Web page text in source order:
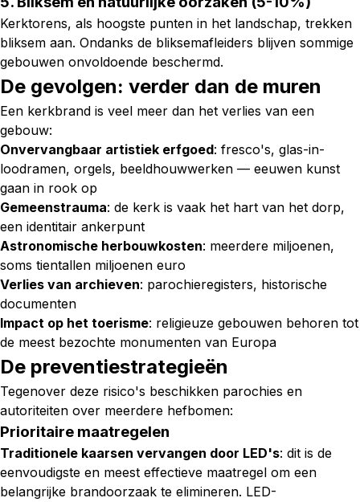
Kerktorens, als hoogste punten in het landschap, trekken
bliksem aan. Ondanks de bliksemafleiders blijven sommige
gebouwen onvoldoende beschermd.
De gevolgen: verder dan de muren
Een kerkbrand is veel meer dan het verlies van een
gebouw:
Onvervangbaar artistiek erfgoed: fresco's, glas-in-
loodramen, orgels, beeldhouwwerken — eeuwen kunst
gaan in rook op
Gemeenstrauma: de kerk is vaak het hart van het dorp,
een identitair ankerpunt
Astronomische herbouwkosten: meerdere miljoenen,
soms tientallen miljoenen euro
Verlies van archieven: parochieregisters, historische
documenten
Impact op het toerisme: religieuze gebouwen behoren tot
de meest bezochte monumenten van Europa
De preventiestrategieën
Tegenover deze risico's beschikken parochies en
autoriteiten over meerdere hefbomen:
Prioritaire maatregelen
Traditionele kaarsen vervangen door LED's: dit is de
eenvoudigste en meest effectieve maatregel om een
belangrijke brandoorzaak te elimineren. LED-